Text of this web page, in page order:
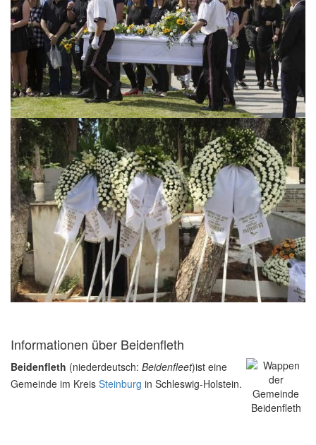
Informationen über Beidenfleth
Beidenfleth (niederdeutsch: Beidenfleet)ist eine
Gemeinde im Kreis Steinburg in Schleswig-Holstein.